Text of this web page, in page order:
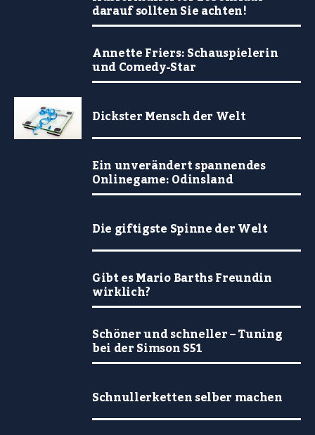
darauf sollten Sie achten!
Annette Friers: Schauspielerin
und Comedy-Star
Dickster Mensch der Welt
Ein unverändert spannendes
Onlinegame: Odinsland
Die giftigste Spinne der Welt
Gibt es Mario Barths Freundin
wirklich?
Schöner und schneller – Tuning
bei der Simson S51
Schnullerketten selber machen